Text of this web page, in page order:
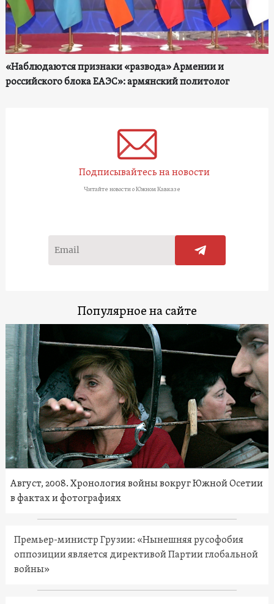
«Наблюдаются признаки «развода» Армении и
российского блока ЕАЭС»: армянский политолог
Подписывайтесь на новости
Читайте новости о Южном Кавказе
Популярное на сайте
Август, 2008. Хронология войны вокруг Южной Осетии
в фактах и фотографиях
Премьер-министр Грузии: «Нынешняя русофобия
оппозиции является директивой Партии глобальной
войны»